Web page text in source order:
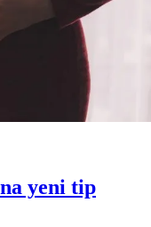
yeni tip